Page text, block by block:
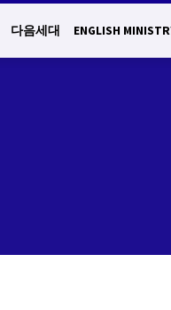
다음세대 ENGLISH